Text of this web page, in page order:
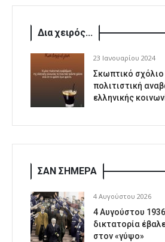
Δια χειρός...
23 Ιανουαρίου 2024
Σκωπτικό σχόλιο
πολιτιστική
ελληνικής
ΣΑΝ ΣΗΜΕΡΑ
4 Αυγούστου 2026
4 Αυγούστου
δικτατορία
στον «γύψο»